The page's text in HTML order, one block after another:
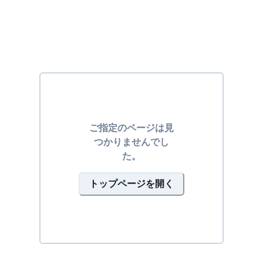
ご指定のページは見
つかりませんでし
た。
トップページを開く